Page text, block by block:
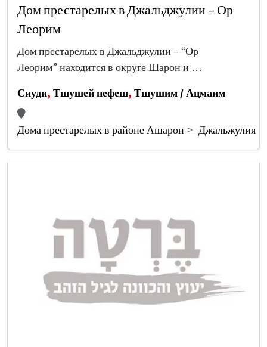
Дом престарелых в Джальджулии – Ор
Леорим
Дом престарелых в Джальджулии – “Ор
Леорим” находится в округе Шарон и …
Сиуди, Тшушей нефеш, Тшушим / Ацмаим
Дома престарелых в районе Ашарон Джальжулия